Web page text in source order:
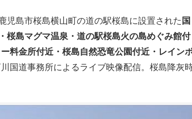
児島市桜島横山町の道の駅桜島に設置された 国
桜島マグマ温泉・道の駅桜島火の島めぐみ館付
料金所付近・桜島自然恐竜公園付近・レイン
国道事務所によるライブ映像配信。桜島降灰